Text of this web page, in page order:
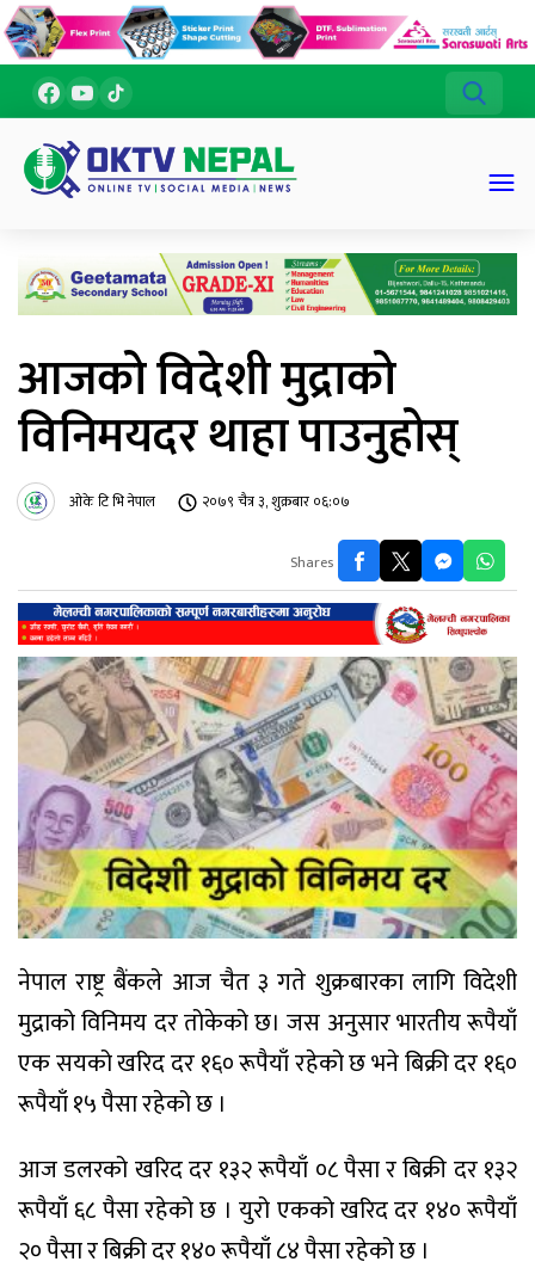
आजको विदेशी मुद्राको
विनिमयदर थाहा पाउनुहोस्
ओके टि भि नेपाल २०७९ चैत्र ३, शुक्रबार ०६:०७
Shares
नेपाल राष्ट्र बैंकले आज चैत ३ गते शुक्रबारका लागि विदेशी
मुद्राको विनिमय दर तोकेको छ। जस अनुसार भारतीय रूपैयाँ
एक सयको खरिद दर १६० रूपैयाँ रहेको छ भने बिक्री दर १६०
रूपैयाँ १५ पैसा रहेको छ ।
आज डलरको खरिद दर १३२ रूपैयाँ ०८ पैसा र बिक्री दर १३२
रूपैयाँ ६८ पैसा रहेको छ । युरो एकको खरिद दर १४० रूपैयाँ
२० पैसा र बिक्री दर १४० रूपैयाँ ८४ पैसा रहेको छ ।